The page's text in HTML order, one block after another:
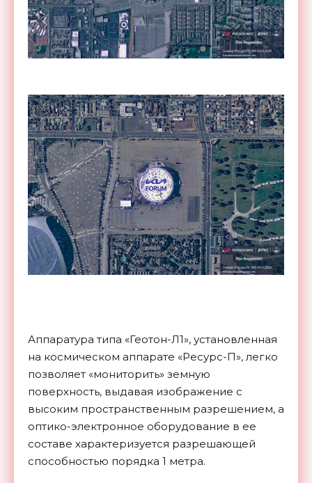
Аппаратура типа «Геотон-Л1», установленная
на космическом аппарате «Ресурс-П», легко
позволяет «мониторить» земную
поверхность, выдавая изображение с
высоким пространственным разрешением, а
оптико-электронное оборудование в ее
составе характеризуется разрешающей
способностью порядка 1 метра.